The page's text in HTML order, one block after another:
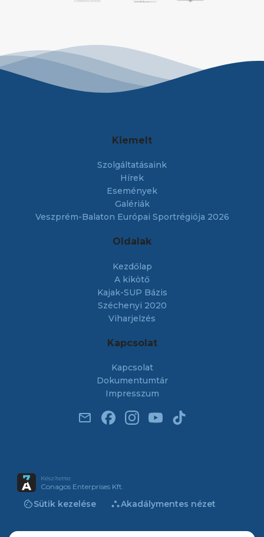
Kiemelt
Szolgáltatásaink
Hírek
Események
Galériák
Veszprém-Balaton Európai Sportrégiója 2026
Oldalak
Kezdőlap
A kikötő
Kajak-SUP Bázis
Széchenyi 2020
Viharjelzés
Kapcsolat
Kapcsolat
Dokumentumtár
Impresszum
email
Készítette:
Conagos Enterprises Kft.
cookieSütik kezelése atrAkadálymentes nézet